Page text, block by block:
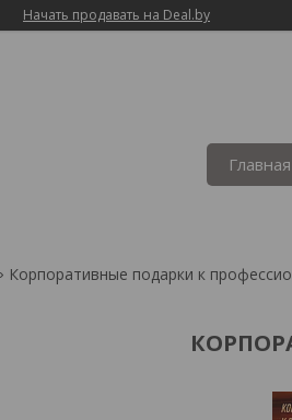
Начать продавать на Deal.by
Главная
Корпоративные подарки к